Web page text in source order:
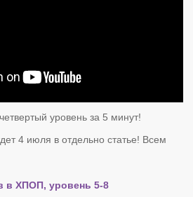
уровень за 5 минут!
4 июля в отдельно статье! Всем
в ХПОП, уровень 5-8